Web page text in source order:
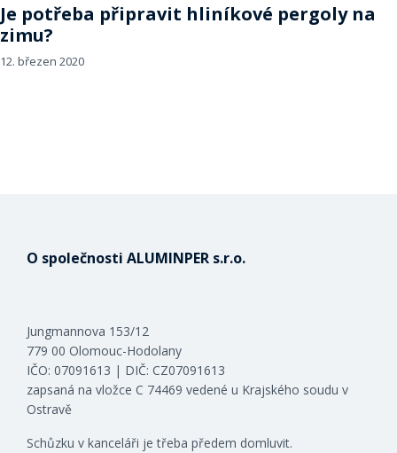
Je potřeba připravit hliníkové pergoly na
zimu?
12. březen 2020
O společnosti ALUMINPER s.r.o.
Jungmannova 153/12
779 00 Olomouc-Hodolany
IČO: 07091613 | DIČ: CZ07091613
zapsaná na vložce C 74469 vedené u Krajského soudu v
Ostravě
Schůzku v kanceláři je třeba předem domluvit.